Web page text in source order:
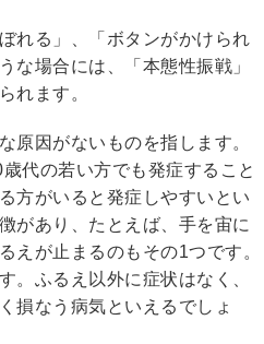
れる」、「ボタンがかけられ
な場合には、「本態性振戦」
れます。
原因がないものを指します。
代の若い方でも発症すること
方がいると発症しやすいとい
があり、たとえば、手を宙に
えが止まるのもその1つです。
。ふるえ以外に症状はなく、
損なう病気といえるでしょ